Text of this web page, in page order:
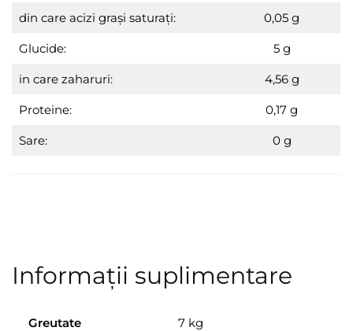
din care acizi grași saturaţi: 0,05 g
Glucide: 5 g
in care zaharuri: 4,56 g
Proteine: 0,17 g
Sare: 0 g
Informații suplimentare
Greutate 7 kg